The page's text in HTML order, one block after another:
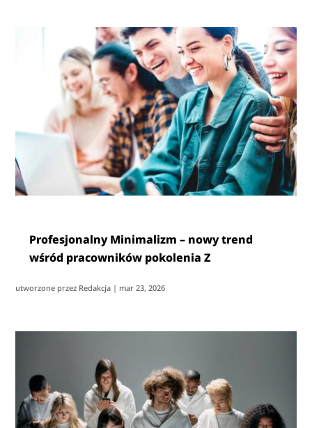
Profesjonalny Minimalizm – nowy trend
wśród pracowników pokolenia Z
utworzone przez Redakcja | mar 23, 2026